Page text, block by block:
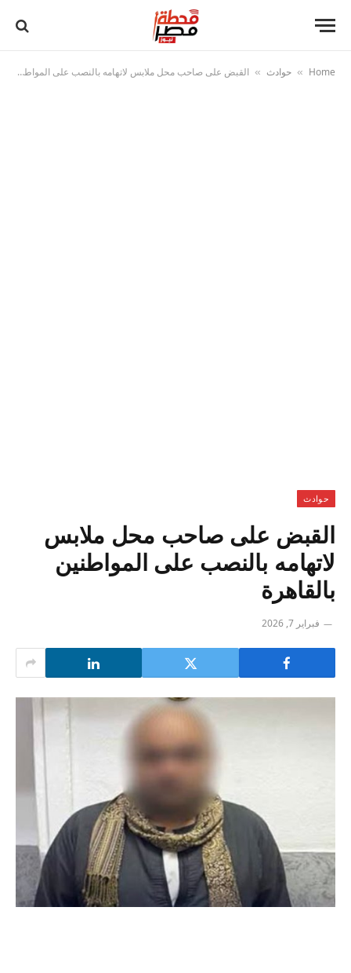
Home
» حوادث » القبض على صاحب محل ملابس لاتهامه بالنصب على المواطنين بالقاهرة
حوادث
القبض على صاحب محل ملابس
لاتهامه بالنصب على المواطنين
بالقاهرة
فبراير 7, 2026